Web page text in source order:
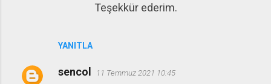
YANITLA
Teşekkür ederim.
sencol 11 Temmuz 2021 10:45